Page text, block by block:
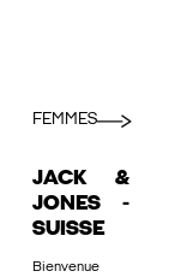
FEMMES
JACK &
JONES -
SUISSE
Bienvenue